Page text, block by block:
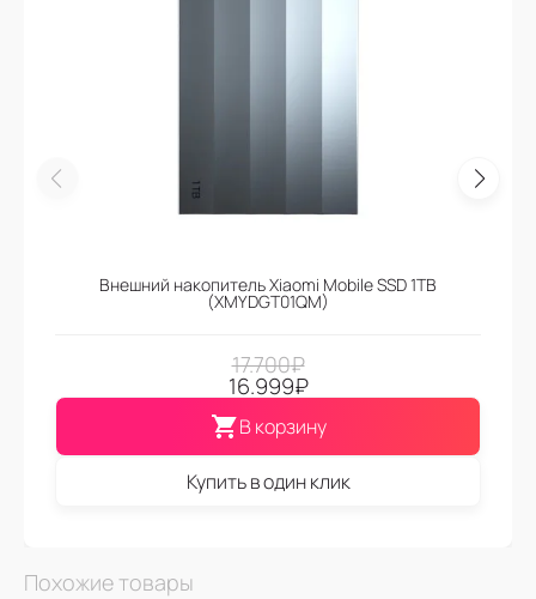
Внешний накопитель Xiaomi Mobile SSD 1TB
(XMYDGT01QM)
17.700₽
16.999₽
В корзину
Купить в один клик
Похожие товары